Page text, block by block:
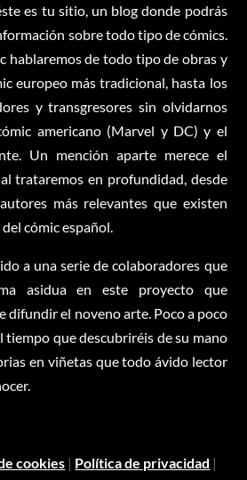
es tu sitio, un blog donde podrás
sobre todo tipo de cómics.
hablaremos de todo tipo de obras y
europeo más tradicional, hasta los
y transgresores sin olvidarnos
americano (Marvel y DC) y el
Un mención aparte merece el
trataremos en profundidad, desde
más relevantes que existen
cómic español.
a una serie de colaboradores que
asidua en este proyecto que
difundir el noveno arte. Poco a poco
tiempo que descubriréis de su mano
en viñetas que todo ávido lector
cookies | Política de privacidad |